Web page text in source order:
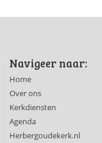
Navigeer naar:
Home
Over ons
Kerkdiensten
Agenda
Herbergoudekerk.nl